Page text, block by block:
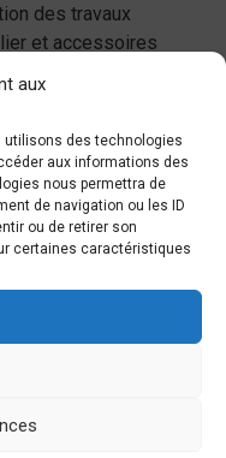
aux
utilisons des technologies
aux informations des
nous permettra de
de navigation ou les ID
ou de retirer son
certaines caractéristiques
des travaux
et accessoires
à